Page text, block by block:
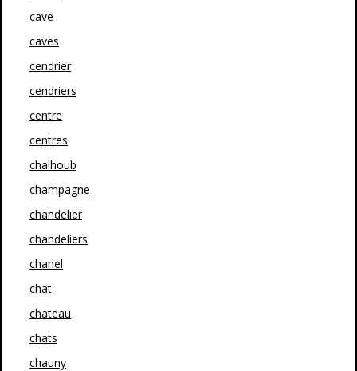
cave
caves
cendrier
cendriers
centre
centres
chalhoub
champagne
chandelier
chandeliers
chanel
chat
chateau
chats
chauny